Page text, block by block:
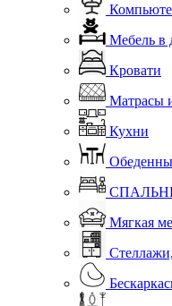
Мебель в
Кровати
Матрасы
Кухни
Мягкая